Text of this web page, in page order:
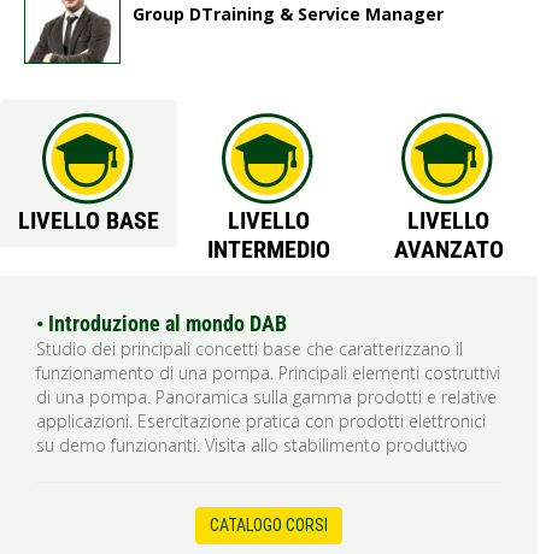
Group DTraining & Service Manager
LIVELLO BASE
LIVELLO
INTERMEDIO
LIVELLO
AVANZATO
• Introduzione al mondo DAB
Studio dei principali concetti base che caratterizzano il
funzionamento di una pompa. Principali elementi costruttivi
di una pompa. Panoramica sulla gamma prodotti e relative
applicazioni. Esercitazione pratica con prodotti elettronici
su demo funzionanti. Visita allo stabilimento produttivo
CATALOGO CORSI